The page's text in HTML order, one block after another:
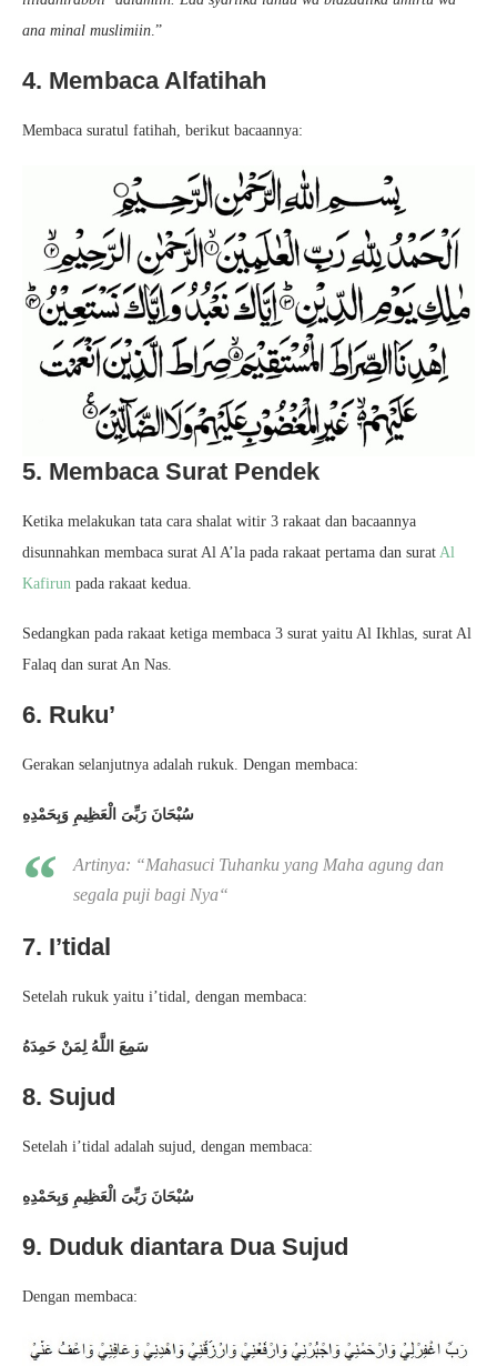
ana minal muslimiin.”
4. Membaca Alfatihah
Membaca suratul fatihah, berikut bacaannya:
5. Membaca Surat Pendek
Ketika melakukan tata cara shalat witir 3 rakaat dan bacaannya
disunnahkan membaca surat Al A’la pada rakaat pertama dan surat Al
Kafirun pada rakaat kedua.
Sedangkan pada rakaat ketiga membaca 3 surat yaitu Al Ikhlas, surat Al
Falaq dan surat An Nas.
6. Ruku’
Gerakan selanjutnya adalah rukuk. Dengan membaca:
سُبْحَانَ رَبِّىَ الْعَظِيمِ وَبِحَمْدِهِ
Artinya: “Mahasuci Tuhanku yang Maha agung dan
segala puji bagi Nya“
7. I’tidal
Setelah rukuk yaitu i’tidal, dengan membaca:
سَمِعَ اللَّهُ لِمَنْ حَمِدَهُ
8. Sujud
Setelah i’tidal adalah sujud, dengan membaca:
سُبْحَانَ رَبِّىَ الْعَظِيمِ وَبِحَمْدِهِ
9. Duduk diantara Dua Sujud
Dengan membaca: